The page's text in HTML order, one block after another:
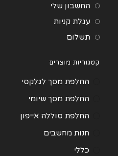
החשבון שלי
עגלת קניות
תשלום
קטגוריות מוצרים
החלפת מסך לגלקסי
החלפת מסך שיומי
החלפת סוללה אייפון
חנות מחשבים
כללי